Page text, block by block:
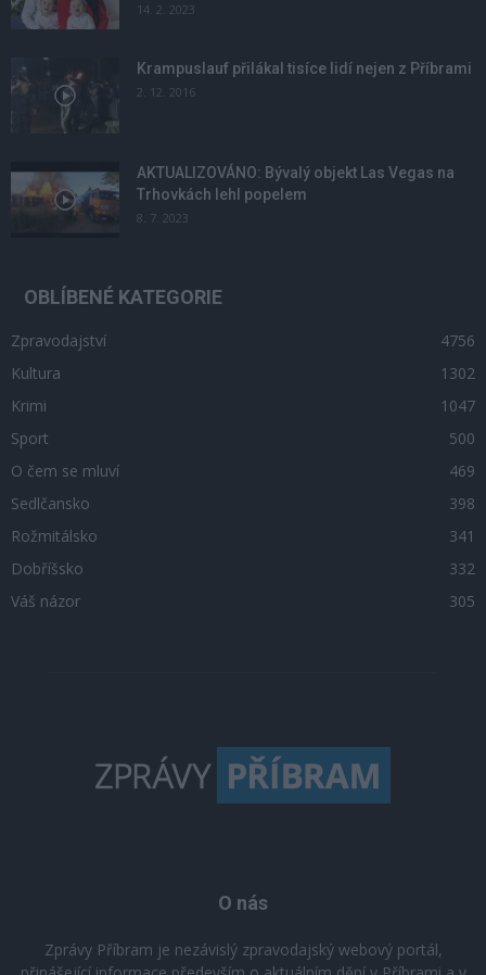
14. 2. 2023
Krampuslauf přilákal tisíce lidí nejen z Příbrami
2. 12. 2016
AKTUALIZOVÁNO: Bývalý objekt Las Vegas na
Trhovkách lehl popelem
8. 7. 2023
OBLÍBENÉ KATEGORIE
Zpravodajství
4756
Kultura
1302
Krimi
1047
Sport
500
O čem se mluví
469
Sedlčansko
398
Rožmitálsko
341
Dobříšsko
332
Váš názor
305
O nás
Zprávy Příbram je nezávislý zpravodajský webový portál,